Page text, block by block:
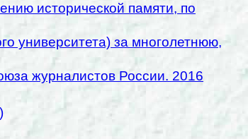
исторической памяти, по
университета) за многолетнюю,
журналистов России. 2016